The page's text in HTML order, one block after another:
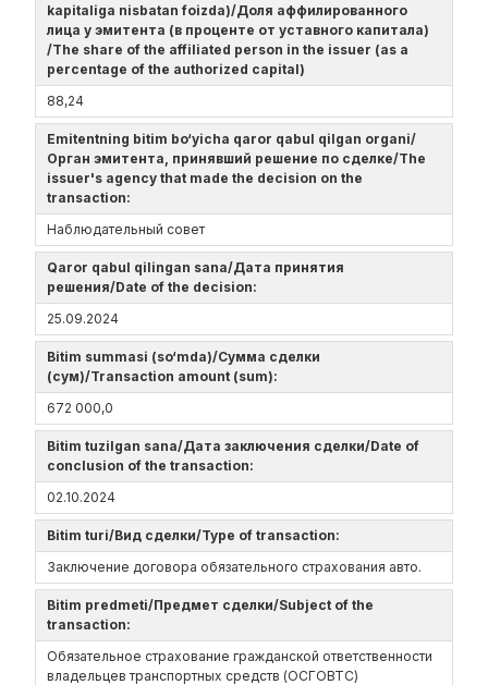
kapitaliga nisbatan foizda)/Доля аффилированного
лица у эмитента (в проценте от уставного капитала)
/The share of the affiliated person in the issuer (as a
percentage of the authorized capital)
88,24
Emitentning bitim bo‘yicha qaror qabul qilgan organi/
Орган эмитента, принявший решение по сделке/The
issuer's agency that made the decision on the
transaction:
Наблюдательный совет
Qaror qabul qilingan sana/Дата принятия
решения/Date of the decision:
25.09.2024
Bitim summasi (so‘mda)/Сумма сделки
(сум)/Transaction amount (sum):
672 000,0
Bitim tuzilgan sana/Дата заключения сделки/Date of
conclusion of the transaction:
02.10.2024
Bitim turi/Вид сделки/Type of transaction:
Заключение договора обязательного страхования авто.
Bitim predmeti/Предмет сделки/Subject of the
transaction:
Обязательное страхование гражданской ответственности
владельцев транспортных средств (ОСГОВТС)